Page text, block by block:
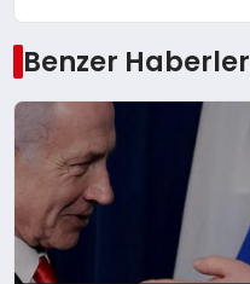
Benzer Haberler